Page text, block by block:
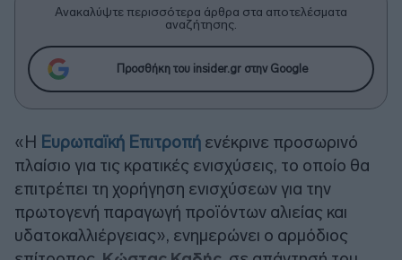
Ανακαλύψτε περισσότερα άρθρα στα αποτελέσματα
αναζήτησης.
Προσθήκη του insider.gr στην Google
«Η Ευρωπαϊκή Επιτροπή ενέκρινε προσωρινό
πλαίσιο για τις κρατικές ενισχύσεις, το οποίο θα
επιτρέπει τη χορήγηση ενισχύσεων για την
πρωτογενή παραγωγή προϊόντων αλιείας και
υδατοκαλλιέργειας», ενημερώνει ο αρμόδιος